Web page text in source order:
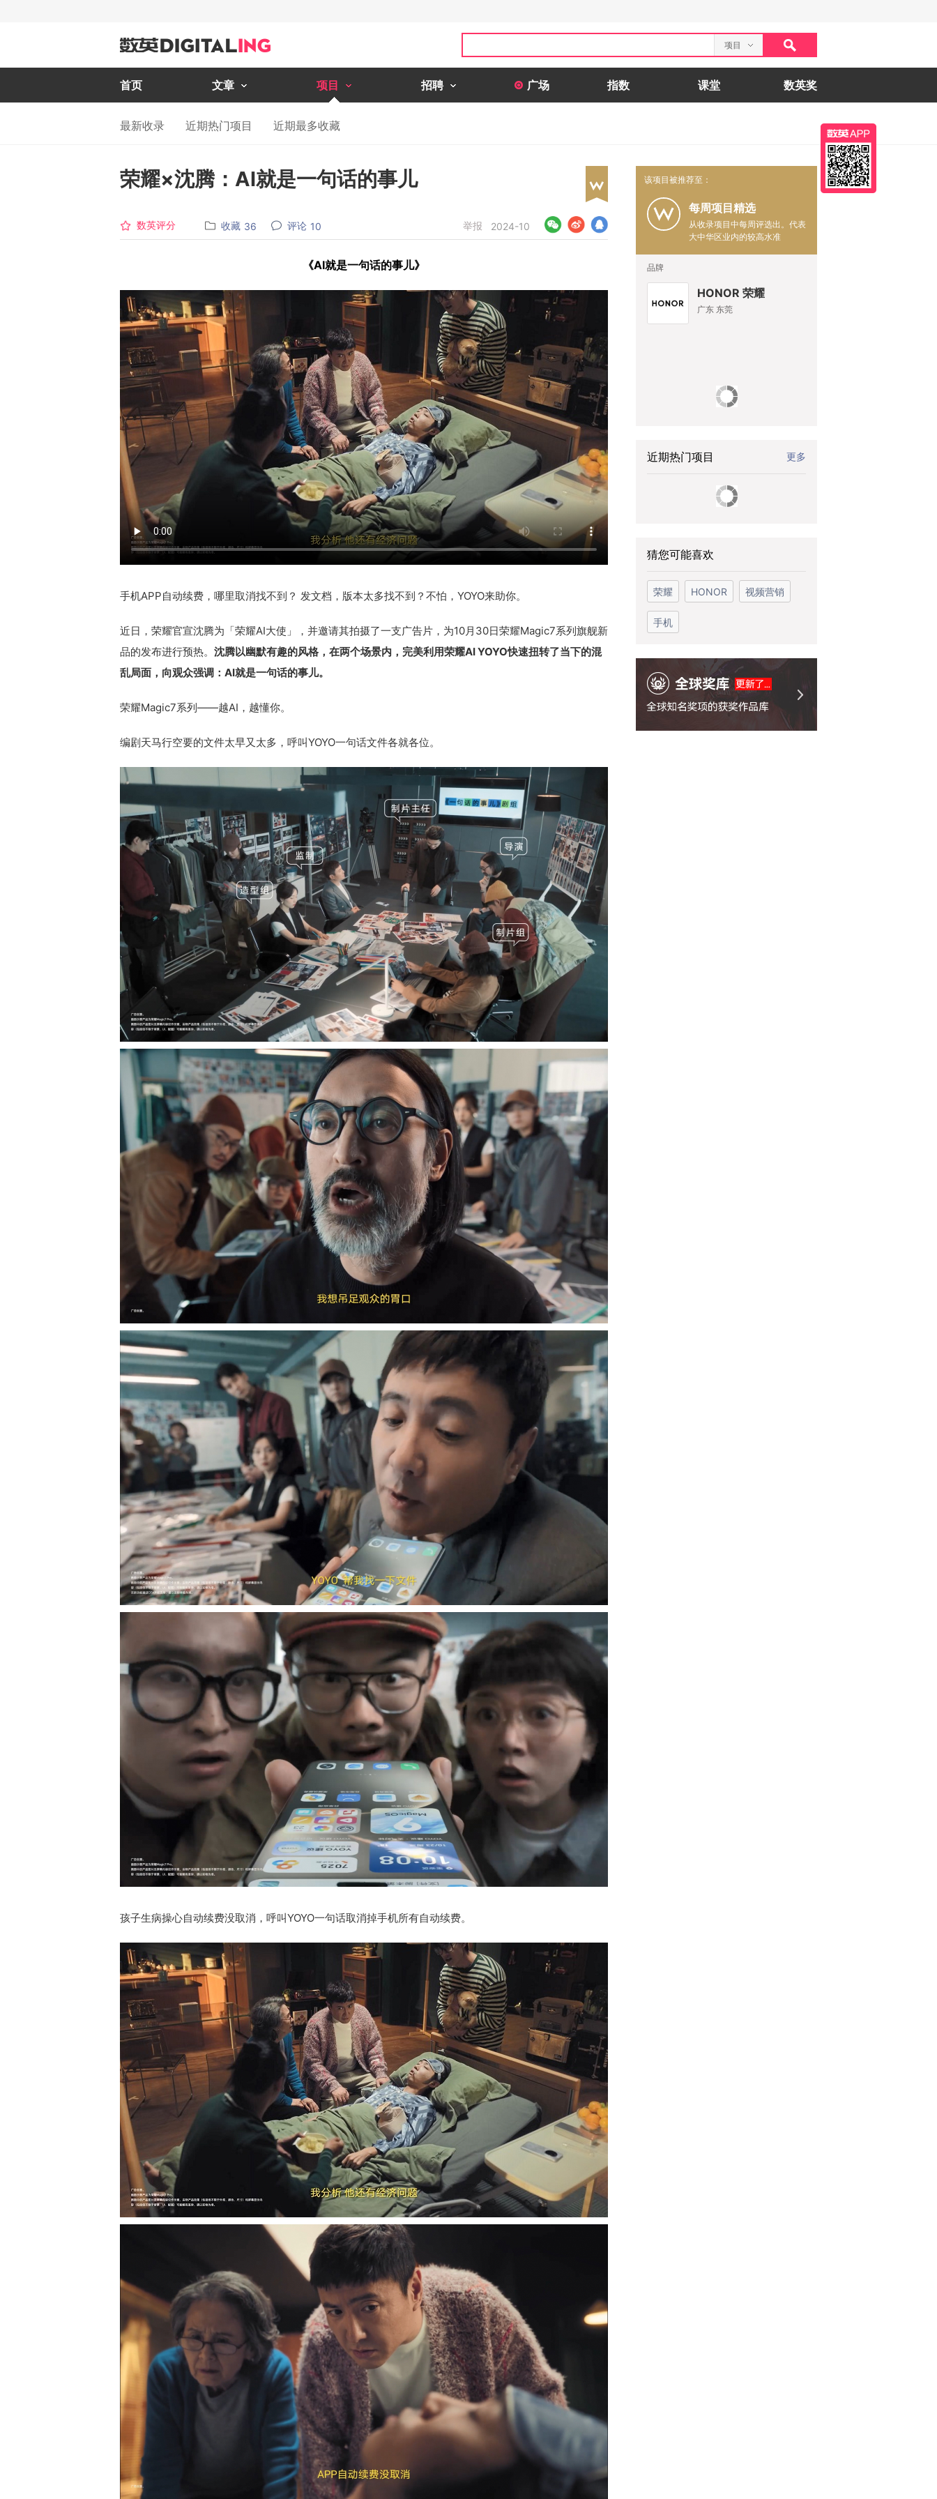
项目
首页 文章 项目 招聘 广场 指数 课堂 数英奖
最新收录 近期热门项目 近期最多收藏
荣耀×沈腾：AI就是一句话的事儿
数英评分 收藏 36 评论 10 举报 2024-10
《AI就是一句话的事儿》
手机APP自动续费，哪里取消找不到？ 发文档，版本太多找不到？不怕，YOYO来助你。
近日，荣耀官宣沈腾为「荣耀AI大使」，并邀请其拍摄了一支广告片，为10月30日荣耀Magic7系列旗舰新
品的发布进行预热。 沈腾以幽默有趣的风格，在两个场景内，完美利用荣耀AI YOYO快速扭转了当下的混
乱局面，向观众强调：AI就是一句话的事儿。
荣耀Magic7系列——越AI，越懂你。
编剧天马行空要的文件太早又太多，呼叫YOYO一句话文件各就各位。
孩子生病操心自动续费没取消，呼叫YOYO一句话取消掉手机所有自动续费。
该项目被推荐至：
每周项目精选
从收录项目中每周评选出。代表
大中华区业内的较高水准
品牌
HONOR 荣耀
广东 东莞
近期热门项目 更多
猜您可能喜欢
荣耀 HONOR 视频营销
手机